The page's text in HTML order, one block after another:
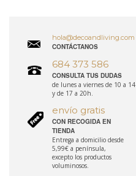
hola@decoandliving.com
CONTÁCTANOS
684 373 586
CONSULTA TUS DUDAS
de lunes a viernes de 10 a 14
y de 17 a 20h.
envío gratis
CON RECOGIDA EN
TIENDA
Entrega a domicilio desde
5,99€ a península,
excepto los productos
voluminosos.